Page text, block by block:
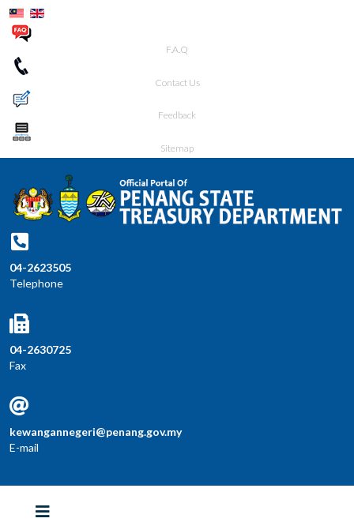
F.A.Q
Contact Us
Feedback
Sitemap
04-2623505
Telephone
04-2630725
Fax
kewangannegeri@penang.gov.my
E-mail